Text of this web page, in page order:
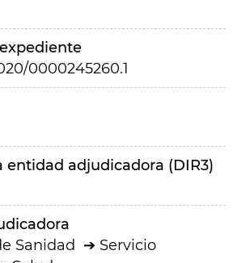
0000245260.1
entidad adjudicadora (DIR3)
Sanidad
Servicio